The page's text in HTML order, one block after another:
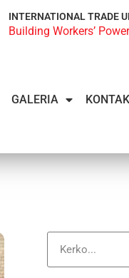
INTERNATIONAL TRADE
Building Workers’ Power
GALERIA